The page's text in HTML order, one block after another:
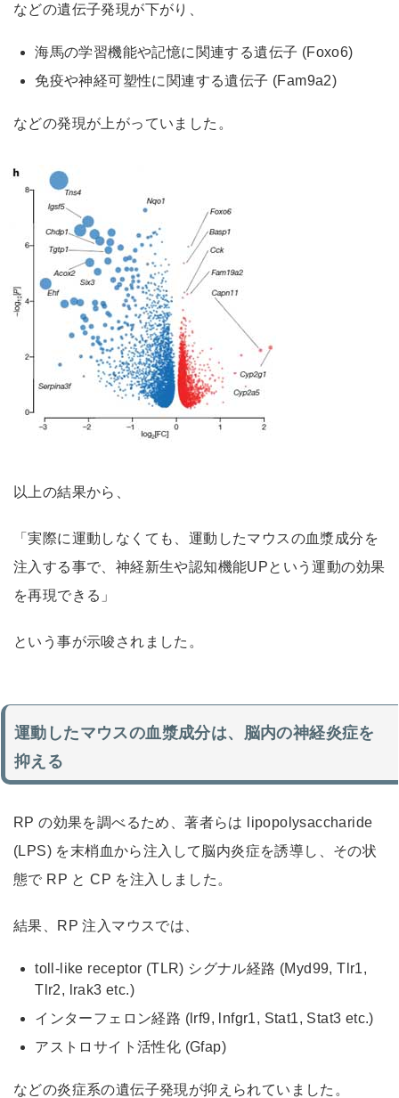
などの遺伝子発現が下がり、
海馬の学習機能や記憶に関連する遺伝子 (Foxo6)
免疫や神経可塑性に関連する遺伝子 (Fam9a2)
などの発現が上がっていました。
以上の結果から、
「実際に運動しなくても、運動したマウスの血漿成分を
注入する事で、神経新生や認知機能UPという運動の効果
を再現できる」
という事が示唆されました。
運動したマウスの血漿成分は、脳内の神経炎症を
抑える
RP の効果を調べるため、著者らは lipopolysaccharide
(LPS) を末梢血から注入して脳内炎症を誘導し、その状
態で RP と CP を注入しました。
結果、RP 注入マウスでは、
toll-like receptor (TLR) シグナル経路 (Myd99, Tlr1,
Tlr2, lrak3 etc.)
インターフェロン経路 (lrf9, lnfgr1, Stat1, Stat3 etc.)
アストロサイト活性化 (Gfap)
などの炎症系の遺伝子発現が抑えられていました。